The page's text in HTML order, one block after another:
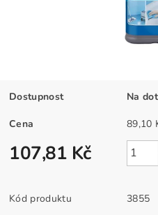
Dostupnost Na
Cena
107,81 Kč
Kód produktu
3855